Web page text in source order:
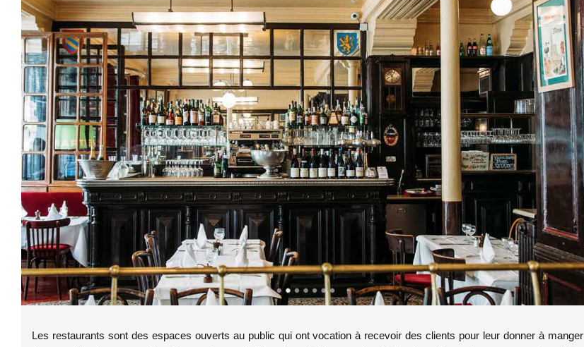
Les restaurants sont des espaces ouverts au public qui ont vocation à recevoir des clients pour leur donner à manger